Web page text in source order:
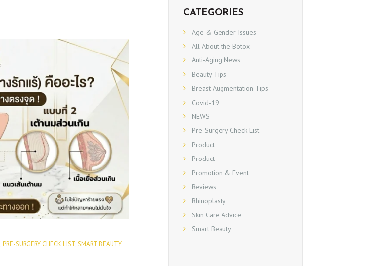
,PRE-SURGERY CHECK LIST,SMART BEAUTY
CATEGORIES
Age & Gender Issues
All About the Botox
Anti-Aging News
Beauty Tips
Breast Augmentation Tips
Covid-19
NEWS
Pre-Surgery Check List
Product
Product
Promotion & Event
Reviews
Rhinoplasty
Skin Care Advice
Smart Beauty